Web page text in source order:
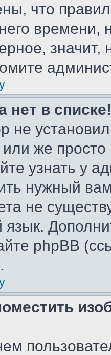
что
значит,
нет в списке!
не
же
узнать у
нужный
не
язык.
phpBB